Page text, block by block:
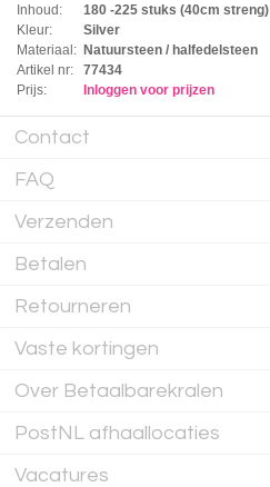
Inhoud:
180 -225 stuks (40cm streng)
Kleur:
Silver
Materiaal: Natuursteen / halfedelsteen
Artikel nr:
77434
Prijs:
Inloggen voor prijzen
Contact
FAQ
Verzenden
Betalen
Retourneren
Vaste kortingen
Over Betaalbarekralen
PostNL afhaallocaties
Vacatures